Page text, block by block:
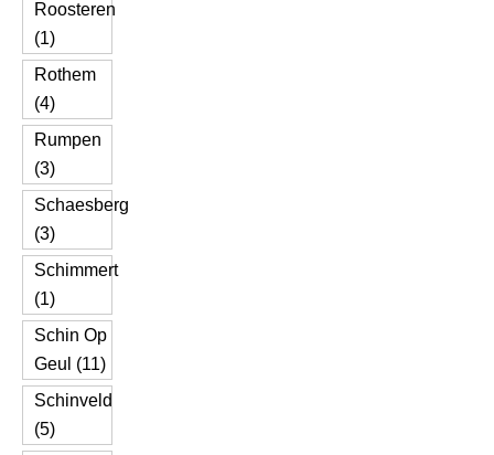
Roosteren
(1)
Rothem
(4)
Rumpen
(3)
Schaesberg
(3)
Schimmert
(1)
Schin Op
Geul (11)
Schinveld
(5)